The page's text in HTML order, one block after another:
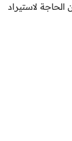
لاستيراد